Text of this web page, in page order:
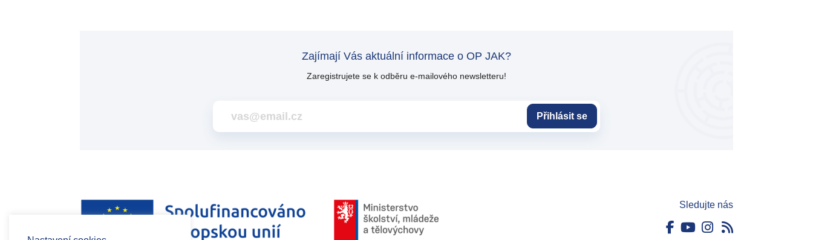
Zajímají Vás aktuální informace o OP JAK?
Zaregistrujete se k odběru e-mailového newsletteru!
Přihlásit se
Sledujte nás